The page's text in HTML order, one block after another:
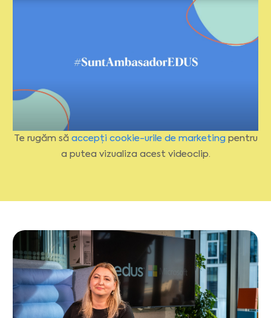
Te rugăm să accepți cookie-urile de marketing pentru
a putea vizualiza acest videoclip.